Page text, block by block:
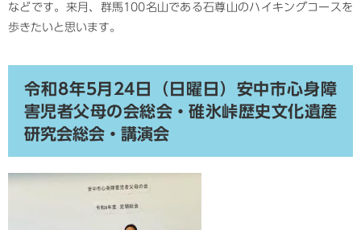
などです。来月、群馬100名山である石尊山のハイキングコースを
歩きたいと思います。
令和8年5月24日（日曜日）安中市心身障
害児者父母の会総会・碓氷峠歴史文化遺産
研究会総会・講演会